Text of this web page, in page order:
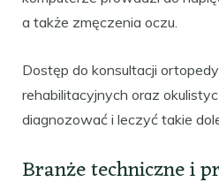
a także zmęczenia oczu.
Dostęp do konsultacji
rehabilitacyjnych oraz
diagnozować i leczyć takie
Branże techniczne i